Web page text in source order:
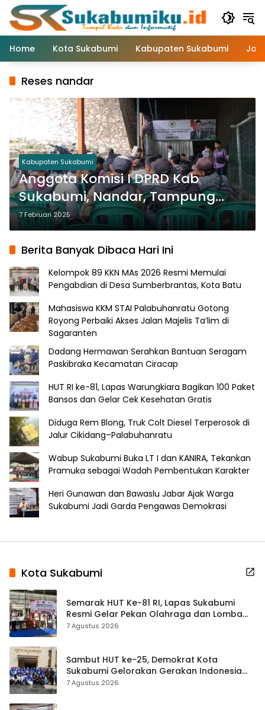
Langsung
konten
Home
Kota Sukabumi Kabupaten Sukabumi
Reses nandar
Kabupaten Sukabumi
Anggota Komisi I DPRD Kab
Sukabumi, Nandar, Tampung
Berbagai Aspirasi Warga
Jampang Tengah pada Reses Ke-
1 2025
7 Februari 2025
Berita Banyak Dibaca Hari Ini
Kelompok 89 KKN MAs 2026 Resmi Memulai
Pengabdian di Desa Sumberbrantas, Kota Batu
Mahasiswa KKM STAI Palabuhanratu Gotong
Royong Perbaiki Akses Jalan Majelis Ta’lim di
Sagaranten
Dadang Hermawan Serahkan Bantuan Seragam
Paskibraka Kecamatan Ciracap
HUT RI ke-81, Lapas Warungkiara Bagikan 100 Paket
Bansos dan Gelar Cek Kesehatan Gratis
Diduga Rem Blong, Truk Colt Diesel Terperosok di
Jalur Cikidang–Palabuhanratu
Wabup Sukabumi Buka LT I dan KANIRA, Tekankan
Pramuka sebagai Wadah Pembentukan Karakter
Heri Gunawan dan Bawaslu Jabar Ajak Warga
Sukabumi Jadi Garda Pengawas Demokrasi
Kota Sukabumi
Semarak HUT Ke-81 RI, Lapas Sukabumi
Resmi Gelar Pekan Olahraga dan Lomba
Tradisional
7 Agustus 2026
Sambut HUT ke-25, Demokrat Kota
Sukabumi Gelorakan Gerakan Indonesia
ASRI Lewat Aksi Bersih Masjid Agung
7 Agustus 2026